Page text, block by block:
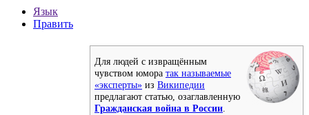
Язык
Править
Для людей с извращённым
чувством юмора так называемые
«эксперты» из Википедии
предлагают статью, озаглавленную
Гражданская война в России